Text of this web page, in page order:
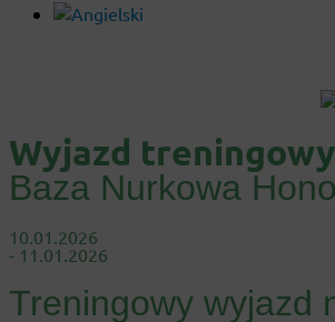
Wyjazd
Baza Nurkowa
10.01.2026
- 11.01.2026
Treningowy wyjazd